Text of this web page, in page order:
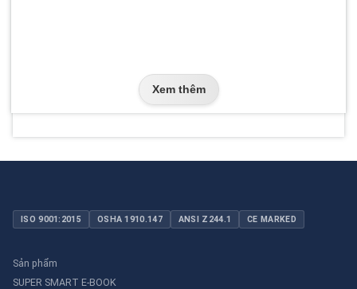
Xem thêm
ISO 9001:2015 OSHA 1910.147 ANSI Z244.1 CE MARKED
Sản phẩm
SUPER SMART E-BOOK